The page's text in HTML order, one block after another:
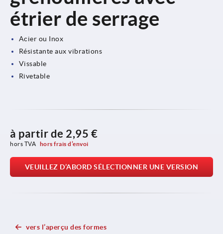
étrier de serrage
Acier ou Inox
Résistante aux vibrations
Vissable
Rivetable
à partir de 2,95 €
hors TVA hors frais d’envoi
VEUILLEZ D’ABORD SÉLECTIONNER UNE VERSION
vers l’aperçu des formes